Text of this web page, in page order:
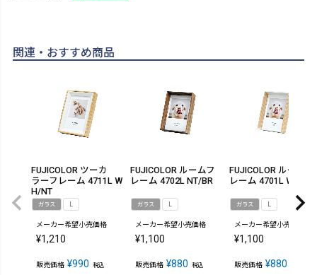
関連・おすすめ商品
FUJICOLOR ツーカ
ラーフレーム 4711L W
H/NT
ガラス L
メーカー希望小売価格
¥1,210
販売価格 ¥990 税込
FUJICOLOR ルームフ
レーム 4702L NT/BR
ガラス L
メーカー希望小売価格
¥1,100
販売価格 ¥880 税込
FUJICOLOR ルームフ
レーム 4701L WH/NT
ガラス L
メーカー希望小売価格
¥1,100
販売価格 ¥880